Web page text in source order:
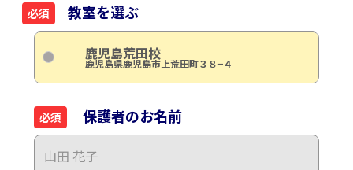
必須 教室を選ぶ
鹿児島荒田校
鹿児島県鹿児島市上荒田町３８−４
必須 保護者のお名前